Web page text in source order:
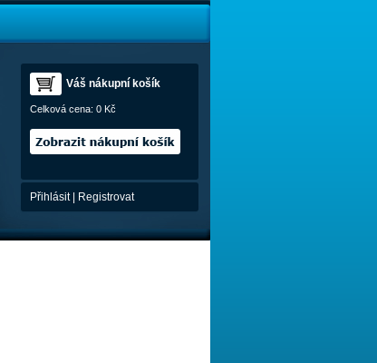
Váš nákupní košík
Celková cena: 0 Kč
Přihlásit| Registrovat